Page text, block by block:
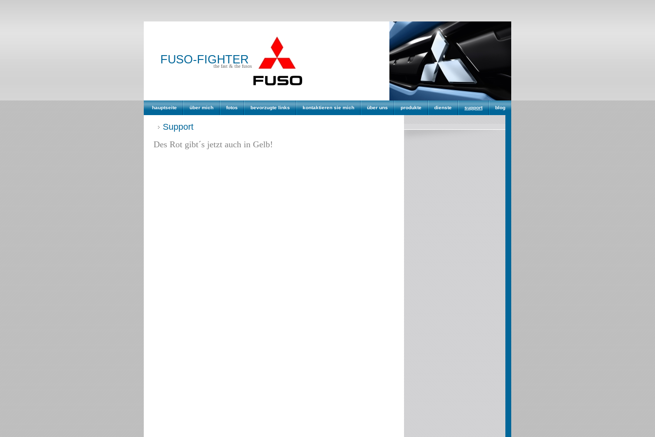
FUSO-FIGHTER
the fast & the fusos
hauptseite über mich fotos bevorzugte links kontaktieren sie mich über uns produkte dienste support blog
Support
Des Rot gibt´s jetzt auch in Gelb!